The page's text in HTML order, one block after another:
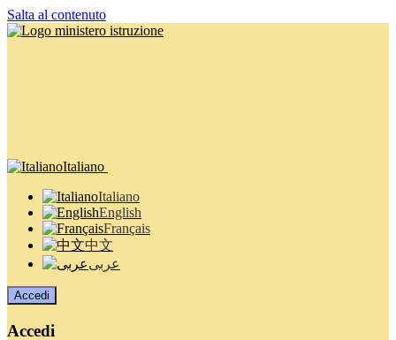
Salta al contenuto
Italiano
Italiano
English
Français
中文
عربى
Accedi
Accedi